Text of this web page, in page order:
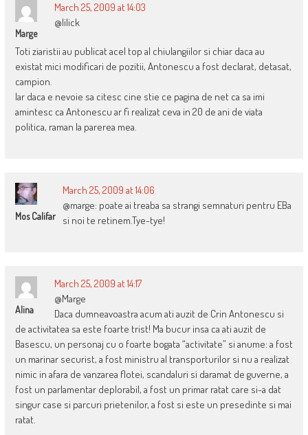
Marge
March 25, 2009 at 14:03
@lilick
Toti ziaristii au publicat acel top al chiulangiilor si chiar daca au
existat mici modificari de pozitii, Antonescu a fost declarat, detasat,
campion.
Iar daca e nevoie sa citesc cine stie ce pagina de net ca sa imi
amintesc ca Antonescu ar fi realizat ceva in 20 de ani de viata
politica, raman la parerea mea.
Mos Califar
March 25, 2009 at 14:06
@marge: poate ai treaba sa strangi semnaturi pentru EBa
si noi te retinem.Tye-tye!
Alina
March 25, 2009 at 14:17
@Marge
Daca dumneavoastra acum ati auzit de Crin Antonescu si
de activitatea sa este foarte trist! Ma bucur insa ca ati auzit de
Basescu, un personaj cu o foarte bogata “activitate” si anume: a fost
un marinar securist, a fost ministru al transporturilor si nu a realizat
nimic in afara de vanzarea flotei, scandaluri si daramat de guverne, a
fost un parlamentar deplorabil, a fost un primar ratat care si-a dat
singur case si parcuri prietenilor, a fost si este un presedinte si mai
ratat.